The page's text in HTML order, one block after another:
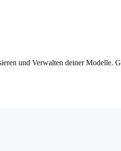
und Verwalten deiner